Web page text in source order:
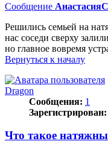
Сообщение
Решились семьей на
нас соседи сверху
но главное вовремя
Вернуться к началу
Dragon
Сообщения: 1
Зарегистрирован:
Что такое